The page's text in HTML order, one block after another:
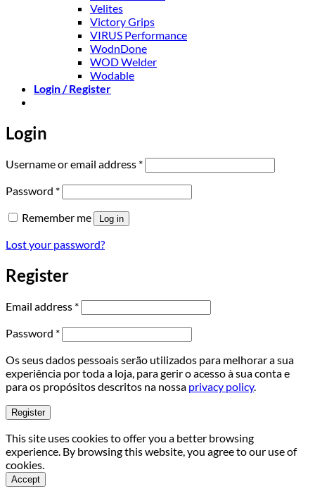
Velites
Victory Grips
VIRUS Performance
WodnDone
WOD Welder
Wodable
Login / Register
Login
Username or email address *Required
Password *Required
Remember me Log in
Lost your password?
Register
Email address *Required
Password *Required
Os seus dados pessoais serão utilizados para melhorar a sua
experiência por toda a loja, para gerir o acesso à sua conta e
para os propósitos descritos na nossa privacy policy.
Register
This site uses cookies to offer you a better browsing
experience. By browsing this website, you agree to our use of
cookies.
Accept